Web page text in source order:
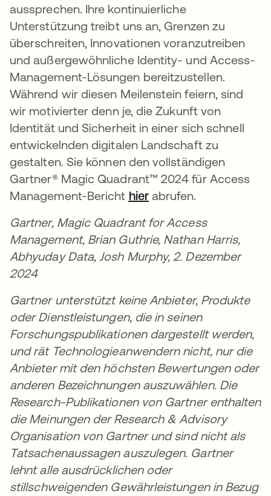
aussprechen. Ihre kontinuierliche
Unterstützung treibt uns an, Grenzen zu
überschreiten, Innovationen voranzutreiben
und außergewöhnliche Identity- und Access-
Management-Lösungen bereitzustellen.
Während wir diesen Meilenstein feiern, sind
wir motivierter denn je, die Zukunft von
Identität und Sicherheit in einer sich schnell
entwickelnden digitalen Landschaft zu
gestalten. Sie können den vollständigen
Gartner® Magic Quadrant™ 2024 für Access
Management-Bericht hierwird in einer neuen
abrufen.
Gartner, Magic Quadrant for Access
Management, Brian Guthrie, Nathan Harris,
Abhyuday Data, Josh Murphy, 2. Dezember
2024
Gartner unterstützt keine Anbieter, Produkte
oder Dienstleistungen, die in seinen
Forschungspublikationen dargestellt werden,
und rät Technologieanwendern nicht, nur die
Anbieter mit den höchsten Bewertungen oder
anderen Bezeichnungen auszuwählen. Die
Research-Publikationen von Gartner enthalten
die Meinungen der Research & Advisory
Organisation von Gartner und sind nicht als
Tatsachenaussagen auszulegen. Gartner
lehnt alle ausdrücklichen oder
stillschweigenden Gewährleistungen in Bezug